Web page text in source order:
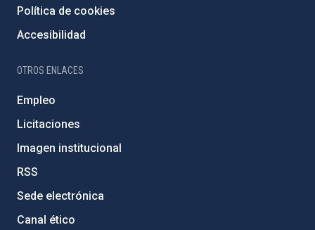
Política de cookies
Accesibilidad
OTROS ENLACES
Empleo
Licitaciones
Imagen institucional
RSS
Sede electrónica
Canal ético